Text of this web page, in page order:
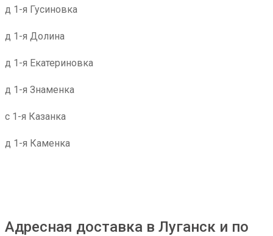
д 1-я Гусиновка
д 1-я Долина
д 1-я Екатериновка
д 1-я Знаменка
с 1-я Казанка
д 1-я Каменка
Адресная доставка в Луганск и по